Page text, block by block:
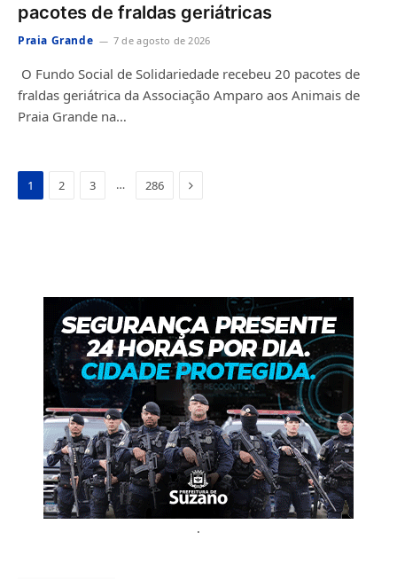
pacotes de fraldas geriátricas
Praia Grande 7 de agosto de 2026
O Fundo Social de Solidariedade recebeu 20 pacotes de
fraldas geriátrica da Associação Amparo aos Animais de
Praia Grande na…
1 2 3 … 286 Next
.